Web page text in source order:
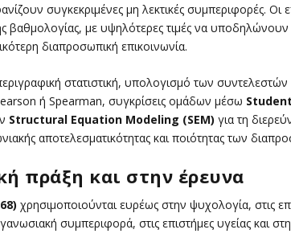
συγκεκριμένες μη λεκτικές συμπεριφορές. Οι
βαθμολογίας, με υψηλότερες τιμές να
διαπροσωπική επικοινωνία.
στατιστική, υπολογισμό των συντελεστών
ή Spearman, συγκρίσεις ομάδων μέσω
Structural Equation Modeling (SEM) για τη
αποτελεσματικότητας και ποιότητας των
πράξη και στην έρευνα
χρησιμοποιούνται ευρέως στην ψυχολογία, στις
συμπεριφορά, στις επιστήμες υγείας και